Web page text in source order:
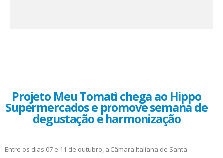
Projeto Meu Tomatì chega ao Hippo
Supermercados e promove semana de
degustação e harmonização
Entre os dias 07 e 11 de outubro, a Câmara Italiana de Santa